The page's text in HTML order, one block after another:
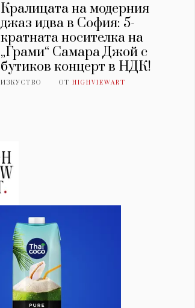
Кралицата на модерния
джаз идва в София: 5-
кратната носителка на
„Грами“ Самара Джой с
бутиков концерт в НДК!
ИЗКУСТВО ОТHIGHVIEWART